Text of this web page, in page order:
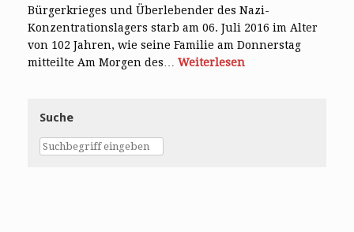
Bürgerkrieges und Überlebender des Nazi-
Konzentrationslagers starb am 06. Juli 2016 im Alter
von 102 Jahren, wie seine Familie am Donnerstag
mitteilte Am Morgen des… Weiterlesen
Suche